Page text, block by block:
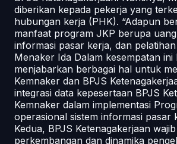
diberikan kepada pekerja yang
hubungan kerja (PHK). “Adapun
manfaat program JKP berupa
informasi pasar kerja, dan
Menaker Ida Dalam kesempatan
menjabarkan berbagai hal untuk
Kemnaker dan BPJS
integrasi data kepesertaan BPJS
Kemnaker dalam implementasi
operasional sistem informasi pasar
Kedua, BPJS Ketenagakerjaan
perkembangan dan dinamika